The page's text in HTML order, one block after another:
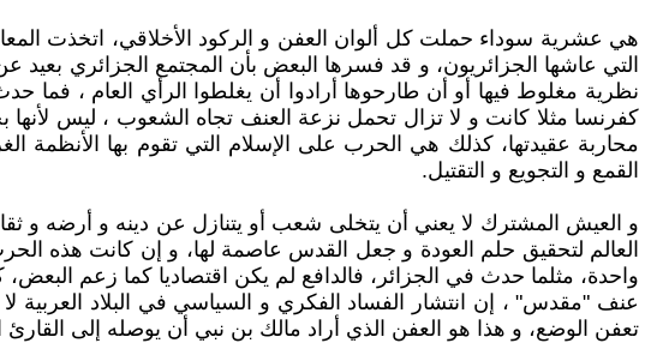
هي عشرية سوداء حملت كل ألوان العفن و الركود الأخلاقي، اتخذت
التي عاشها الجزائريون، و قد فسرها البعض بأن المجتمع الجزائري
نظرية مغلوط فيها أو أن طارحوها أرادوا أن يغلطوا الرأي العام ،
كفرنسا مثلا كانت و لا تزال تحمل نزعة العنف تجاه الشعوب ، ليس
القمع و التجويع و التقتيل.
و العيش المشترك لا يعني أن يتخلى شعب أو يتنازل عن دينه و أرضه و
العالم لتحقيق حلم العودة و جعل القدس عاصمة لها، و إن كانت هذه
واحدة، مثلما حدث في الجزائر، فالدافع لم يكن اقتصاديا كما زعم
عنف "مقدس" ، إن انتشار الفساد الفكري و السياسي في البلاد
تعفن الوضع، و هذا هو العفن الذي أراد مالك بن نبي أن يوصله إلى القارئ